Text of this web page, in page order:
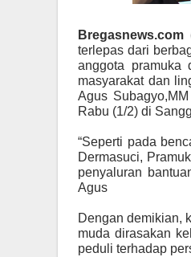
Bregasnews.com
terlepas dari
anggota pramuka
masyarakat dan
Agus Subagyo,MM
Rabu (1/2) di
“Seperti pada
Dermasuci,
penyaluran
Agus
Dengan demikian,
muda dirasakan
peduli terhadap